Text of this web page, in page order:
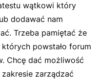
wątkowi który
dodawać nam
Trzeba pamiętać że
których powstało forum
Chcę dać możliwość
zarządzać